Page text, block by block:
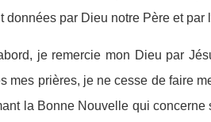
données par Dieu notre Père et par
je remercie mon Dieu par
mes prières, je ne cesse de faire
la Bonne Nouvelle qui